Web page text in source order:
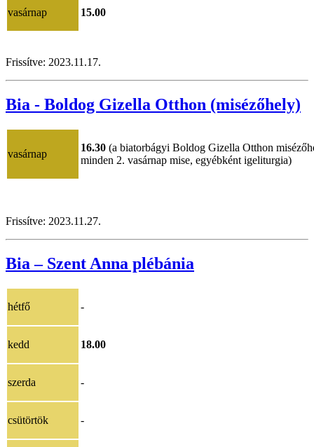
vasárnap 15.00
Frissítve: 2023.11.17.
Bia - Boldog Gizella Otthon (misézőhely)
vasárnap
16.30 (a biatorbágyi Boldog Gizella Otthon
minden 2. vasárnap mise, egyébként igeliturgia)
Frissítve: 2023.11.27.
Bia – Szent Anna plébánia
hétfő -
kedd 18.00
szerda -
csütörtök -